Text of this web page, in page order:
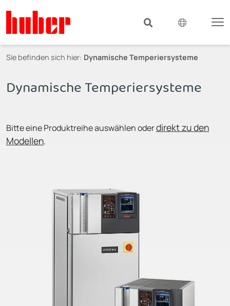
Sie befinden sich hier: Dynamische Temperiersysteme
Dynamische Temperiersysteme
Bitte eine Produktreihe auswählen oderdirekt zu den
Modellen.